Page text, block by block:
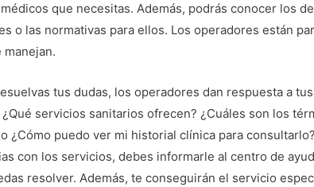
que necesitas. Además, podrás conocer los
o las normativas para ellos. Los operadores están
tus dudas, los operadores dan respuesta a
servicios sanitarios ofrecen? ¿Cuáles son los
¿Cómo puedo ver mi historial clínica para
con los servicios, debes informarle al centro de
resolver. Además, te conseguirán el servicio